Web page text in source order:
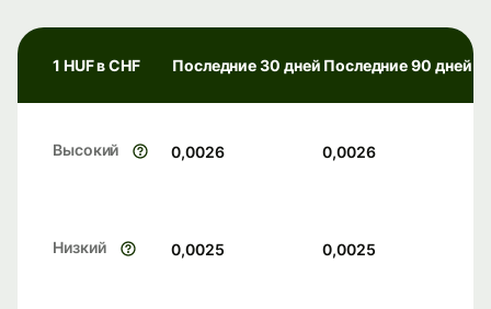
1 HUF в CHF Последние 30 дней Последние 90 дней
Высокий 0,0026 0,0026
Низкий 0,0025 0,0025